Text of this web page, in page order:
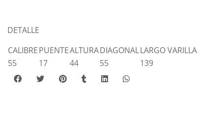
DETALLE
CALIBREPUENTEALTURADIAGONALLARGO VARILLA
55
17 44 55 139